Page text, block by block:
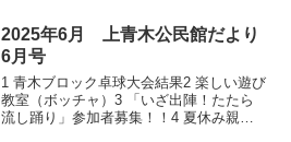
2025年6月 上青木公民館だより
6月号
1 青木ブロック卓球大会結果2 楽しい遊び
教室（ボッチャ）3 「いざ出陣！たたら
流し踊り」参加者募集！！4 夏休み親子